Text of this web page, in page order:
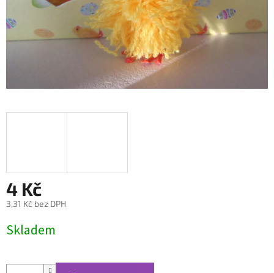
4 Kč
3,31 Kč bez DPH
cena:
Skladem